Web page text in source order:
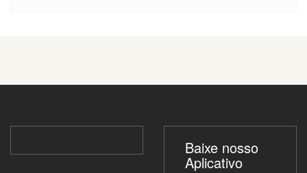
Baixe nosso
Aplicativo